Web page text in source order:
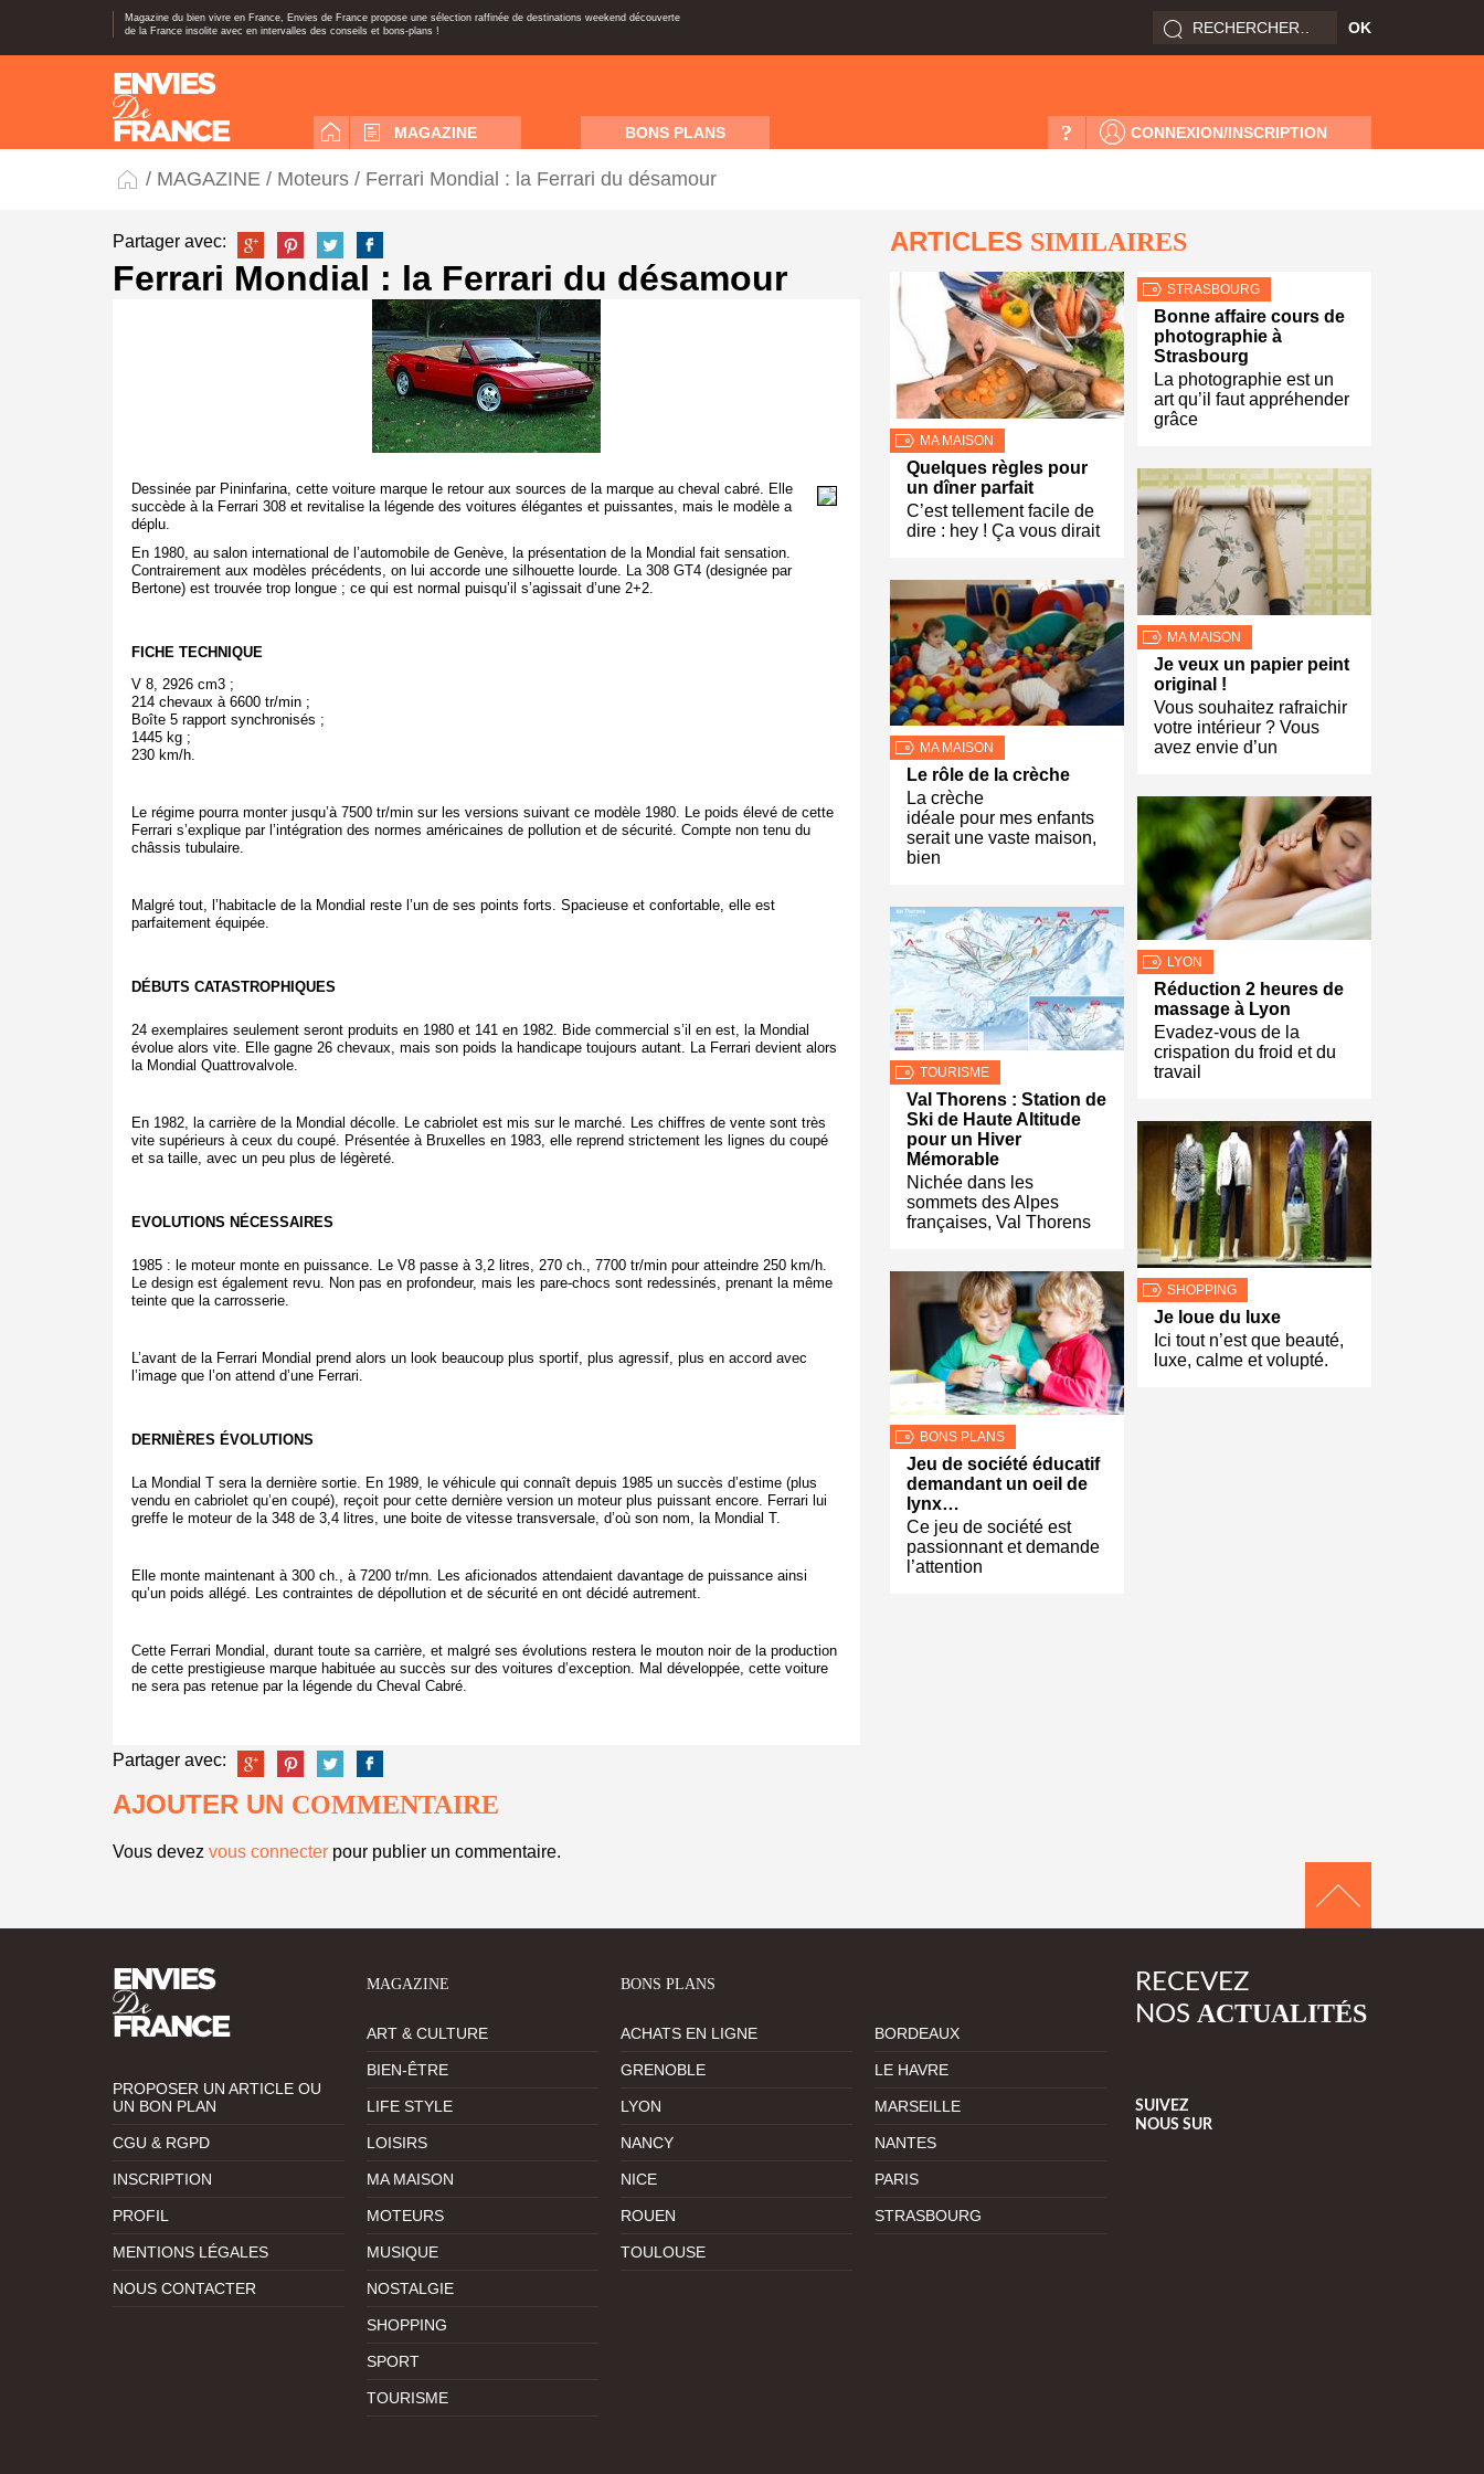
Magazine du bien vivre en France, Envies de France propose une sélection raffinée de destinations weekend découverte
de la France insolite avec en intervalles des conseils et bons-plans !
MAGAZINE BONS PLANS CONNEXION/INSCRIPTION
?
/ MAGAZINE / Moteurs / Ferrari Mondial : la Ferrari du désamour
Partager avec:
Ferrari Mondial : la Ferrari du désamour
Dessinée par Pininfarina, cette voiture marque le retour aux sources de la marque au cheval cabré. Elle
succède à la Ferrari 308 et revitalise la légende des voitures élégantes et puissantes, mais le modèle a
déplu.
En 1980, au salon international de l’automobile de Genève, la présentation de la Mondial fait sensation.
Contrairement aux modèles précédents, on lui accorde une silhouette lourde. La 308 GT4 (designée par
Bertone) est trouvée trop longue ; ce qui est normal puisqu’il s’agissait d’une 2+2.
FICHE TECHNIQUE
V 8, 2926 cm3 ;
214 chevaux à 6600 tr/min ;
Boîte 5 rapport synchronisés ;
1445 kg ;
230 km/h.
Le régime pourra monter jusqu’à 7500 tr/min sur les versions suivant ce modèle 1980. Le poids élevé de cette
Ferrari s’explique par l’intégration des normes américaines de pollution et de sécurité. Compte non tenu du
châssis tubulaire.
Malgré tout, l’habitacle de la Mondial reste l’un de ses points forts. Spacieuse et confortable, elle est
parfaitement équipée.
DÉBUTS CATASTROPHIQUES
24 exemplaires seulement seront produits en 1980 et 141 en 1982. Bide commercial s’il en est, la Mondial
évolue alors vite. Elle gagne 26 chevaux, mais son poids la handicape toujours autant. La Ferrari devient alors
la Mondial Quattrovalvole.
En 1982, la carrière de la Mondial décolle. Le cabriolet est mis sur le marché. Les chiffres de vente sont très
vite supérieurs à ceux du coupé. Présentée à Bruxelles en 1983, elle reprend strictement les lignes du coupé
et sa taille, avec un peu plus de légèreté.
EVOLUTIONS NÉCESSAIRES
1985 : le moteur monte en puissance. Le V8 passe à 3,2 litres, 270 ch., 7700 tr/min pour atteindre 250 km/h.
Le design est également revu. Non pas en profondeur, mais les pare-chocs sont redessinés, prenant la même
teinte que la carrosserie.
L’avant de la Ferrari Mondial prend alors un look beaucoup plus sportif, plus agressif, plus en accord avec
l’image que l’on attend d’une Ferrari.
DERNIÈRES ÉVOLUTIONS
La Mondial T sera la dernière sortie. En 1989, le véhicule qui connaît depuis 1985 un succès d’estime (plus
vendu en cabriolet qu’en coupé), reçoit pour cette dernière version un moteur plus puissant encore. Ferrari lui
greffe le moteur de la 348 de 3,4 litres, une boite de vitesse transversale, d’où son nom, la Mondial T.
Elle monte maintenant à 300 ch., à 7200 tr/mn. Les aficionados attendaient davantage de puissance ainsi
qu’un poids allégé. Les contraintes de dépollution et de sécurité en ont décidé autrement.
Cette Ferrari Mondial, durant toute sa carrière, et malgré ses évolutions restera le mouton noir de la production
de cette prestigieuse marque habituée au succès sur des voitures d’exception. Mal développée, cette voiture
ne sera pas retenue par la légende du Cheval Cabré.
Partager avec:
AJOUTER UN COMMENTAIRE
Vous devez vous connecter pour publier un commentaire.
ARTICLES SIMILAIRES
MA MAISON
Quelques règles pour
un dîner parfait
C’est tellement facile de
dire : hey ! Ça vous dirait
MA MAISON
Le rôle de la crèche
La crèche
idéale pour mes enfants
serait une vaste maison,
bien
TOURISME
Val Thorens : Station de
Ski de Haute Altitude
pour un Hiver
Mémorable
Nichée dans les
sommets des Alpes
françaises, Val Thorens
BONS PLANS
Jeu de société éducatif
demandant un oeil de
lynx…
Ce jeu de société est
passionnant et demande
l’attention
STRASBOURG
Bonne affaire cours de
photographie à
Strasbourg
La photographie est un
art qu’il faut appréhender
grâce
MA MAISON
Je veux un papier peint
original !
Vous souhaitez rafraichir
votre intérieur ? Vous
avez envie d’un
LYON
Réduction 2 heures de
massage à Lyon
Evadez-vous de la
crispation du froid et du
travail
SHOPPING
Je loue du luxe
Ici tout n’est que beauté,
luxe, calme et volupté.
PROPOSER UN ARTICLE OU
UN BON PLAN
CGU & RGPD
INSCRIPTION
PROFIL
MENTIONS LÉGALES
NOUS CONTACTER
MAGAZINE
ART & CULTURE
BIEN-ÊTRE
LIFE STYLE
LOISIRS
MA MAISON
MOTEURS
MUSIQUE
NOSTALGIE
SHOPPING
SPORT
TOURISME
BONS PLANS
ACHATS EN LIGNE BORDEAUX
GRENOBLE LE HAVRE
LYON MARSEILLE
NANCY NANTES
NICE PARIS
ROUEN STRASBOURG
TOULOUSE
RECEVEZ
NOS ACTUALITÉS
SUIVEZ
NOUS SUR